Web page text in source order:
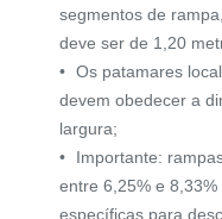
segmentos de
deve ser de 1,20
Os patamares
devem obedecer a
largura;
Importante:
entre 6,25% e
específicas para